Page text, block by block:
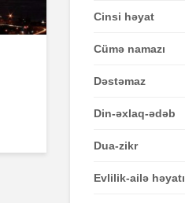
Cinsi həyat
Cümə namazı
Dəstəmaz
Din-əxlaq-ədəb
Dua-zikr
Evlilik-ailə həyatı